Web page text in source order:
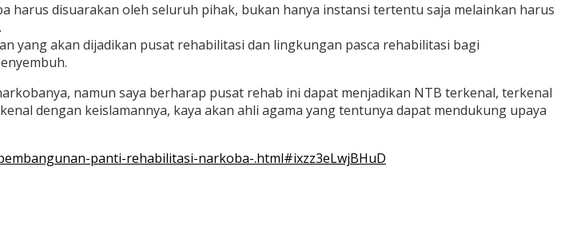
harus disuarakan oleh seluruh pihak, bukan hanya instansi tertentu saja melainkan harus
yang akan dijadikan pusat rehabilitasi dan lingkungan pasca rehabilitasi bagi
namun saya berharap pusat rehab ini dapat menjadikan NTB terkenal, terkenal
dengan keislamannya, kaya akan ahli agama yang tentunya dapat mendukung upaya
panti-rehabilitasi-narkoba-.html#ixzz3eLwjBHuD